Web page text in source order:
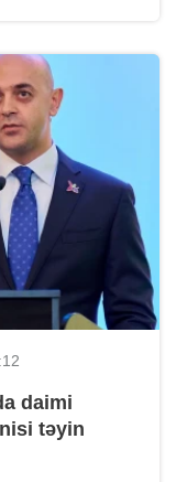
daimi
təyin